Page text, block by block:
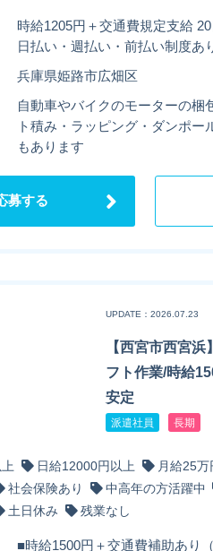
時給1205円＋交通費規定支給
日払い・週払い・前払い制度あ
兵庫県姫路市広畑区
自動車やバイクのモーターの梱
ト積み・ラッピング・ダンポー
もあります
募する
UPDATE：2026.07.23
【西宮市西宮
フト作業/時給
安定
派遣社員 長期
日給12000円以上 月給25万
社会保険あり 中高年の方活躍中
土日休み 残業なし
■時給1500円＋交通費補助あり